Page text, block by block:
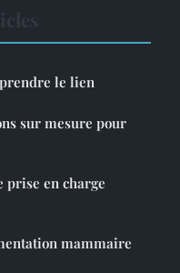
le lien
sur mesure pour
prise en charge
mammaire